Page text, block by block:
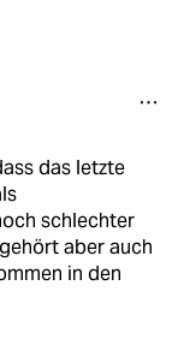
das letzte
schlechter
aber auch
in den